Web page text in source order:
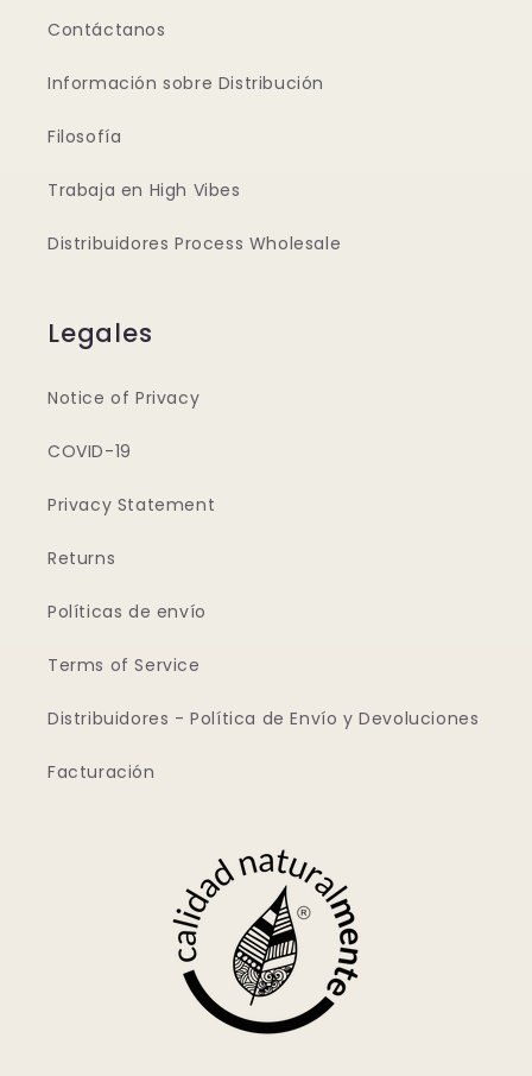
Contáctanos
Información sobre Distribución
Filosofía
Trabaja en High Vibes
Distribuidores Process Wholesale
Legales
Notice of Privacy
COVID-19
Privacy Statement
Returns
Políticas de envío
Terms of Service
Distribuidores - Política de Envío y Devoluciones
Facturación